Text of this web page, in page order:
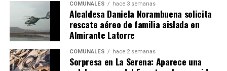
COMUNALES hace 3 semanas
Alcaldesa Daniela Norambuena solicita
rescate aéreo de familia aislada en
Almirante Latorre
COMUNALES hace 2 semanas
Sorpresa en La Serena: Aparece una